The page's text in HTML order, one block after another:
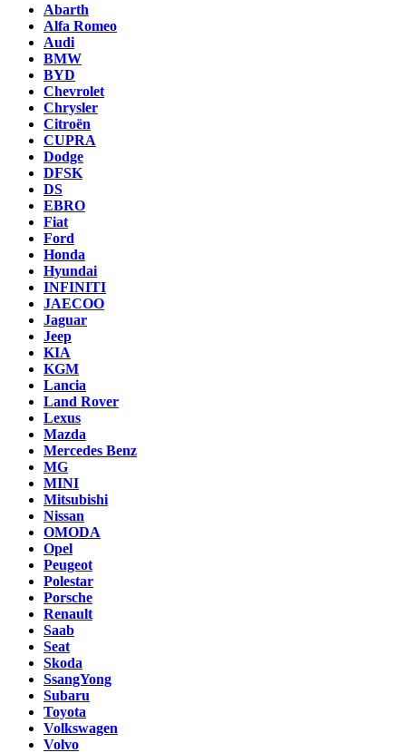
Abarth
Alfa Romeo
Audi
BMW
BYD
Chevrolet
Chrysler
Citroën
CUPRA
Dodge
DFSK
DS
EBRO
Fiat
Ford
Honda
Hyundai
INFINITI
JAECOO
Jaguar
Jeep
KIA
KGM
Lancia
Land Rover
Lexus
Mazda
Mercedes Benz
MG
MINI
Mitsubishi
Nissan
OMODA
Opel
Peugeot
Polestar
Porsche
Renault
Saab
Seat
Skoda
SsangYong
Subaru
Toyota
Volkswagen
Volvo